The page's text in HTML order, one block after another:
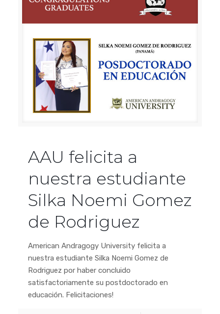
AAU felicita a
nuestra estudiante
Silka Noemi Gomez
de Rodriguez
American Andragogy University felicita a
nuestra estudiante Silka Noemi Gomez de
Rodriguez por haber concluido
satisfactoriamente su postdoctorado en
educación. Felicitaciones!